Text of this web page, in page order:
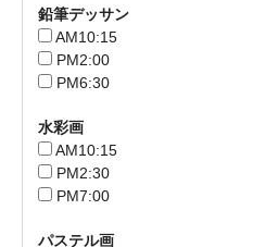
鉛筆デッサン
AM10:15
PM2:00
PM6:30
水彩画
AM10:15
PM2:30
PM7:00
パステル画